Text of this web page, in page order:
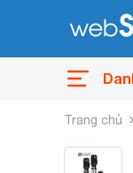
Trang chủ